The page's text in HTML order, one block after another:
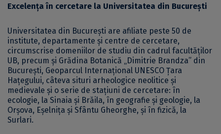
Excelența în cercetare la Universitatea din București
Universitatea din București are afiliate peste 50 de
institute, departamente și centre de cercetare,
circumscrise domeniilor de studiu din cadrul facultăților
UB, precum și Grădina Botanică „Dimitrie Brandza” din
București, Geoparcul Internațional UNESCO Țara
Hațegului, câteva situri arheologice neolitice și
medievale și o serie de stațiuni de cercetare: în
ecologie, la Sinaia și Brăila, în geografie și geologie, la
Orșova, Eșelnița și Sfântu Gheorghe, și în fizică, la
Surlari.